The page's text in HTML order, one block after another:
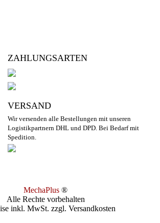
ZAHLUNGSARTEN
VERSAND
Wir versenden alle Bestellungen mit unseren
Logistikpartnern DHL und DPD. Bei Bedarf mit
Spedition.
MechaPlus ®
Alle Rechte vorbehalten
inkl. MwSt. zzgl. Versandkosten